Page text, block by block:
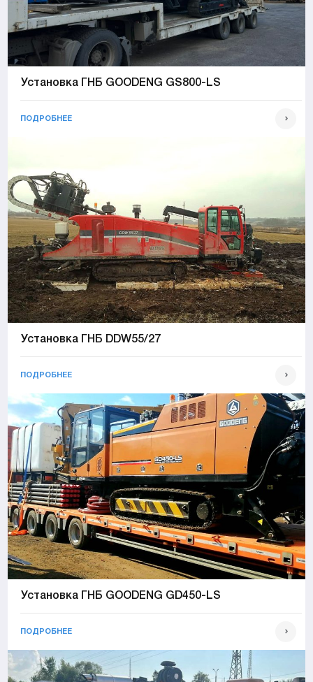
Установка ГНБ GOODENG GS800-LS
ПОДРОБНЕЕ
Установка ГНБ DDW55/27
ПОДРОБНЕЕ
Установка ГНБ GOODENG GD450-LS
ПОДРОБНЕЕ